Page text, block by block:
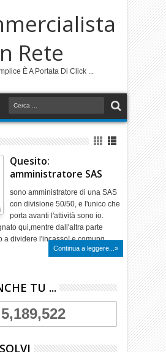
Rete
È A Portata Di Click ...
Quesito:
amministratore SAS
sono amministratore di una SAS
con divisione 50/50, e l'unico che
porta avanti l'attività sono io.
qui,mentre dall'altra parte
a dividere l'incasso! e comunq…
Continua a leggere...»
TU ...
5,189,522